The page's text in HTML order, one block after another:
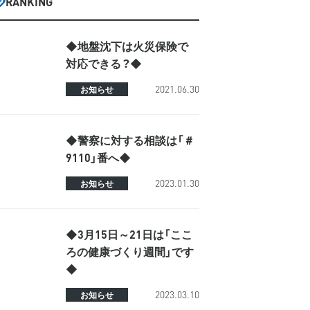
◆地盤沈下は火災保険で
対応できる？◆
お知らせ 2021.06.30
◆警察に対する相談は「＃
9110」番へ◆
お知らせ 2023.01.30
◆3月15日～21日は「ここ
ろの健康づくり週間」です
◆
お知らせ 2023.03.10